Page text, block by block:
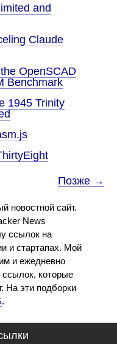
and
Claude
OpenSCAD
Benchmark
1945 Trinity
Позже →
новостной сайт.
News
ссылок на
и стартапах. Мой
и ежедневно
ссылок, которые
На эти подборки
.